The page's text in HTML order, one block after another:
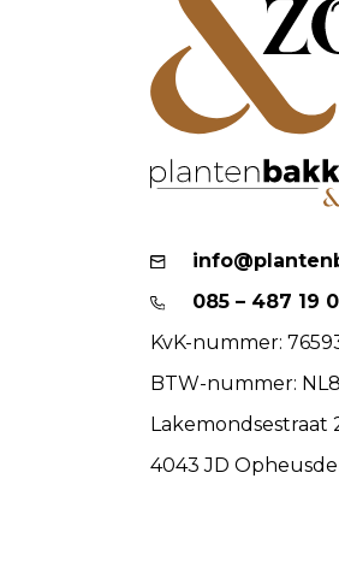
085 – 487 19
KvK-nummer:
BTW-nummer:
Lakemondsestraat
4043 JD